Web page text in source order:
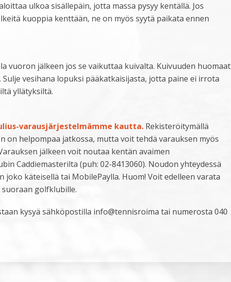
ulkoa sisällepäin, jotta massa pysyy kentällä. Jos
kuoppia kenttään, ne on myös syytä paikata ennen
vuoron jälkeen jos se vaikuttaa kuivalta. Kuivuuden huomaat
Sulje vesihana lopuksi pääkatkaisijasta, jotta paine ei irrota
yllätyksiltä.
varausjärjestelmämme kautta. Rekisteröitymällä
on helpompaa jatkossa, mutta voit tehdä varauksen myös
jälkeen voit noutaa kentän avaimen
Caddiemasterilta (puh: 02-8413060). Noudon yhteydessä
joko käteisellä tai MobilePaylla. Huom! Voit edelleen varata
golfklubille.
kysyä sähköpostilla info@tennisroima tai numerosta 040